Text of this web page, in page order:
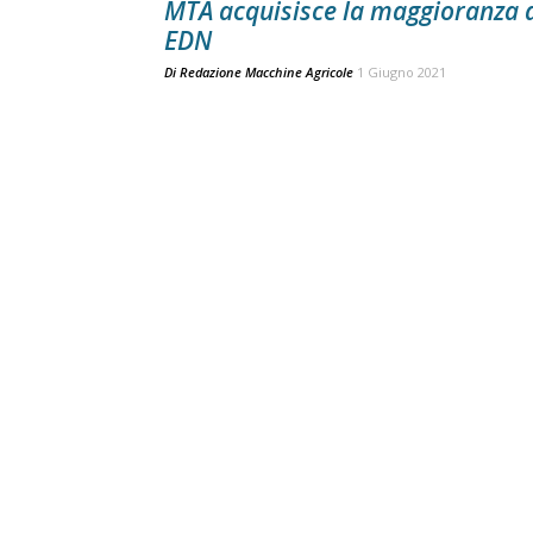
MTA acquisisce la maggioranza
EDN
Di Redazione Macchine Agricole 1 Giugno 2021